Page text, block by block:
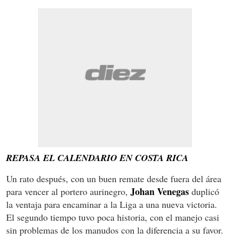
REPASA EL CALENDARIO EN COSTA RICA
Un rato después, con un buen remate desde fuera del área
para vencer al portero aurinegro, Johan Venegas duplicó
la ventaja para encaminar a la Liga a una nueva victoria.
El segundo tiempo tuvo poca historia, con el manejo casi
sin problemas de los manudos con la diferencia a su favor.